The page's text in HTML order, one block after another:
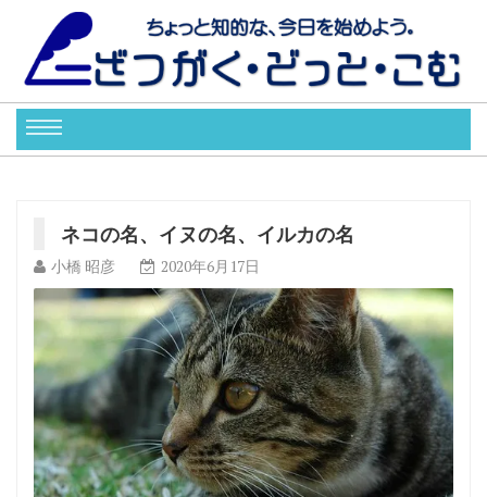
ネコの名、イヌの名、イルカの名
小橋 昭彦 2020年6月17日